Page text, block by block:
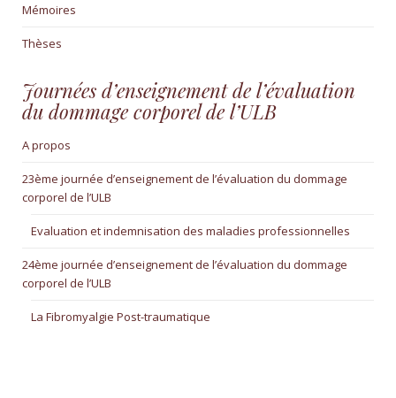
Mémoires
Thèses
Journées d’enseignement de l’évaluation
du dommage corporel de l’ULB
A propos
23ème journée d’enseignement de l’évaluation du dommage
corporel de l’ULB
Evaluation et indemnisation des maladies professionnelles
24ème journée d’enseignement de l’évaluation du dommage
corporel de l’ULB
La Fibromyalgie Post-traumatique